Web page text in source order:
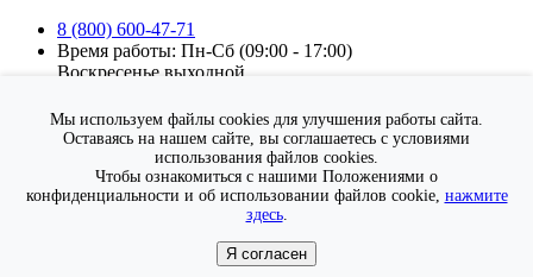
8 (800) 600-47-71
Время работы: Пн-Сб (09:00 - 17:00)
Воскресенье выходной.
Подписка на новости
Подписаться
обработку персональных данных
Политика конфиденциальности
Мы используем файлы cookies для улучшения работы сайта.
Оставаясь на нашем сайте, вы соглашаетесь с условиями
использования файлов cookies.
Чтобы ознакомиться с нашими Положениями о
конфиденциальности и об использовании файлов cookie, нажмите
здесь.
Я согласен